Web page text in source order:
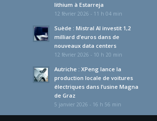
lithium à Estarreja
12 février 2026 - 11 h 04 min
Suède : Mistral AI investit 1,2
milliard d’euros dans de
nouveaux data centers
12 février 2026 - 10 h 20 min
Autriche : XPeng lance la
production locale de voitures
électriques dans l’usine Magna
de Graz
5 janvier 2026 - 16 h 56 min